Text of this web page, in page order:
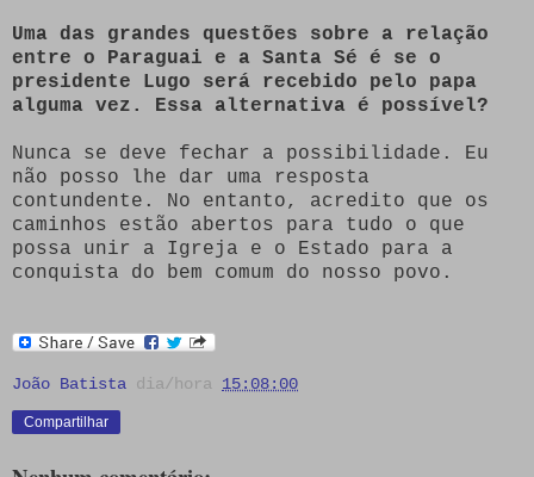
Uma das grandes questões sobre a relação
entre o Paraguai e a Santa Sé é se o
presidente Lugo será recebido pelo papa
alguma vez. Essa alternativa é possível?
Nunca se deve fechar a possibilidade. Eu
não posso lhe dar uma resposta
contundente. No entanto, acredito que os
caminhos estão abertos para tudo o que
possa unir a Igreja e o Estado para a
conquista do bem comum do nosso povo.
João Batista dia/hora 15:08:00
Compartilhar